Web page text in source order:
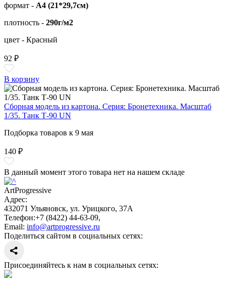
формат - А4 (21*29,7см)
плотность - 290г/м2
цвет - Красный
92 ₽
В корзину
Сборная модель из картона. Серия: Бронетехника. Масштаб
1/35. Танк Т-90 UN
Подборка товаров к 9 мая
140 ₽
В данный момент этого товара нет на нашем складе
ArtProgressive
Адрес:
432071 Ульяновск, ул. Урицкого, 37А
Телефон:+7 (8422) 44-63-09,
Email: info@artprogressive.ru
Поделиться сайтом в социальных сетях:
Присоединяйтесь к нам в социальных сетях: